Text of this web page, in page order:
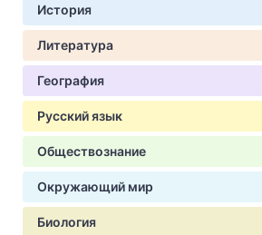
История
Литература
География
Русский язык
Обществознание
Окружающий мир
Биология